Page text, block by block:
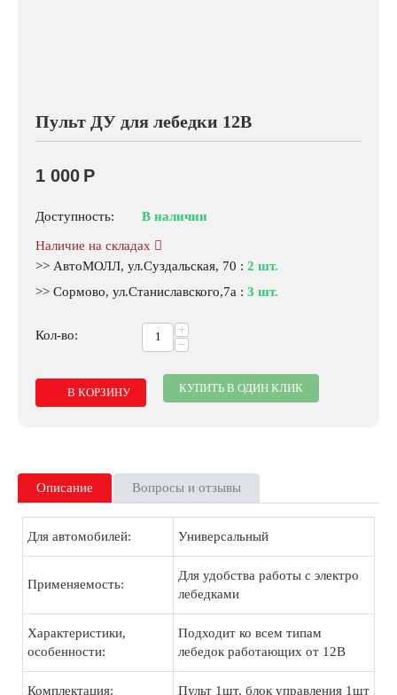
Пульт ДУ для лебедки 12В
1 000 Р
Доступность: В наличии
Наличие на складах
>> АвтоМОЛЛ, ул.Суздальская, 70 : 2 шт.
>> Сормово, ул.Станиславского,7а : 3 шт.
Кол-во:
+
−
В КОРЗИНУ КУПИТЬ В ОДИН КЛИК
Описание Вопросы и отзывы
Для автомобилей: Универсальный
Применяемость:
Для удобства работы с электро
лебедками
Характеристики,
особенности:
Подходит ко всем типам
лебедок работающих от 12В
Комплектация: Пульт 1шт, блок управления 1шт